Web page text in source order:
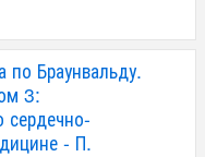
по Браунвальду.
3:
сердечно-
- П.